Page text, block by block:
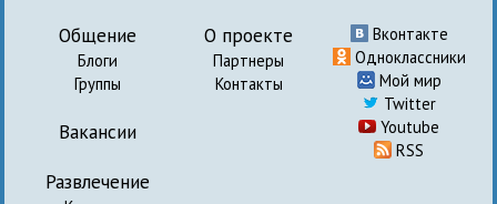
Общение
Блоги
Группы
Вакансии
Развлечение
О проекте
Партнеры
Контакты
Вконтакте
Одноклассники
Мой мир
Twitter
Youtube
RSS